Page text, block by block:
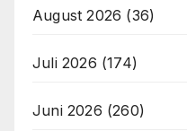
August 2026 (36)
Juli 2026 (174)
Juni 2026 (260)